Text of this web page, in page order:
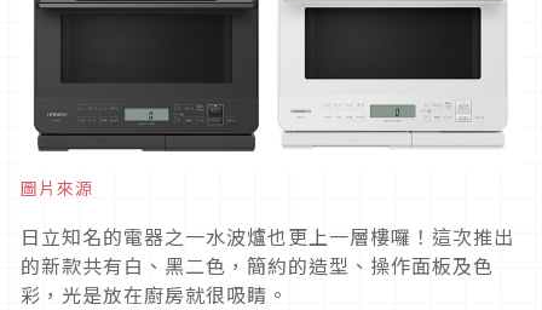
圖片來源
日立知名的電器之一水波爐也更上一層樓囉！這次推出
的新款共有白、黑二色，簡約的造型、操作面板及色
彩，光是放在廚房就很吸睛。